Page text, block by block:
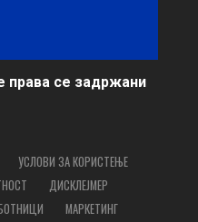
права се задржани
УСЛОВИ ЗА КОРИСТЕЊЕ
ДИСКЛЕЈМЕР
МАРКЕТИНГ